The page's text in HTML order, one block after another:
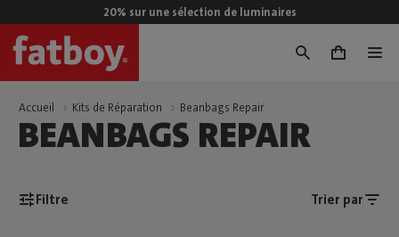
20% sur une sélection de luminaires
0
Accueil Kits de Réparation Beanbags Repair
BEANBAGS REPAIR
Filtre Trier par